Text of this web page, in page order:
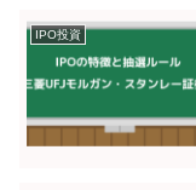
IPO投資